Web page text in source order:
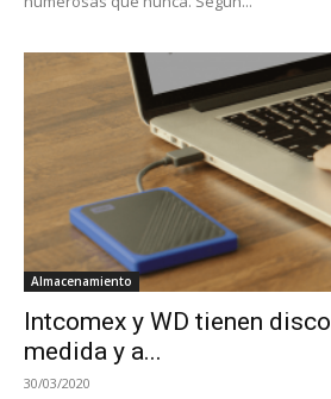
Almacenamiento
Intcomex y WD tienen
medida y a...
30/03/2020